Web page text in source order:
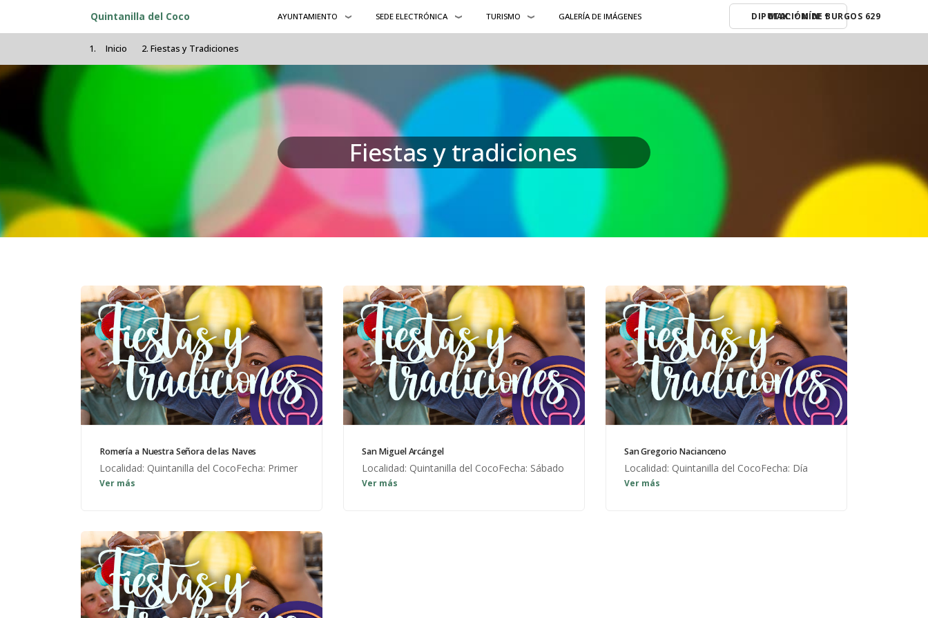
Pasar al contenido principal
Quintanilla del Coco AYUNTAMIENTO SEDE ELECTRÓNICA TURISMO GALERÍA DE IMÁGENES MAX: º MÍN: º
Inicio Fiestas y Tradiciones
Fiestas y tradiciones
Romería a Nuestra Señora de las Naves
Localidad: Quintanilla del CocoFecha: Primer
domingo de Mayo Misa, procesión, baile,
Ver más
San Miguel Arcángel
Localidad: Quintanilla del CocoFecha: Sábado
anterior a la Virgen de las Naves
Ver más
San Gregorio Nacianceno
Localidad: Quintanilla del CocoFecha: Día
después de la Virgen de las Naves
Ver más